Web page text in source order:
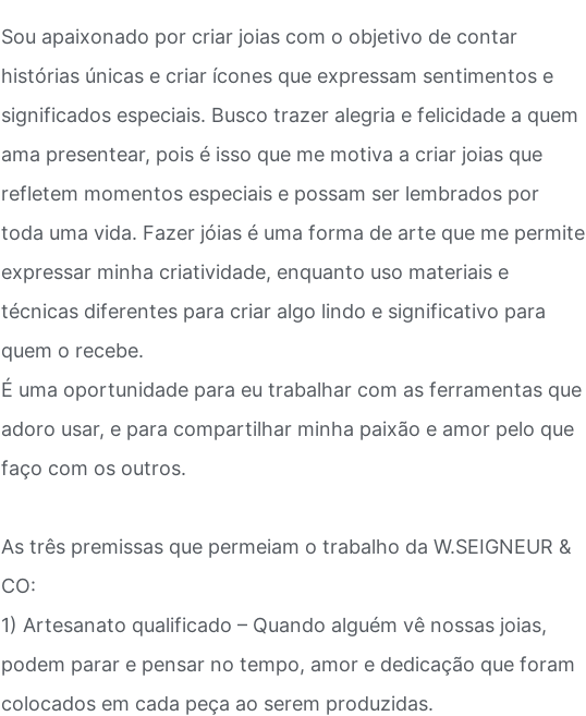
Sou apaixonado por criar joias com o objetivo de contar
histórias únicas e criar ícones que expressam sentimentos e
significados especiais. Busco trazer alegria e felicidade a quem
ama presentear, pois é isso que me motiva a criar joias que
refletem momentos especiais e possam ser lembrados por
toda uma vida. Fazer jóias é uma forma de arte que me permite
expressar minha criatividade, enquanto uso materiais e
técnicas diferentes para criar algo lindo e significativo para
quem o recebe.
É uma oportunidade para eu trabalhar com as ferramentas que
adoro usar, e para compartilhar minha paixão e amor pelo que
faço com os outros.
As três premissas que permeiam o trabalho da W.SEIGNEUR &
CO:
1) Artesanato qualificado – Quando alguém vê nossas joias,
podem parar e pensar no tempo, amor e dedicação que foram
colocados em cada peça ao serem produzidas.